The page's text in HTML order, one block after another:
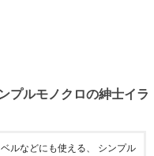
ルモノクロの紳士イラ
ルなどにも使える、 シンプル